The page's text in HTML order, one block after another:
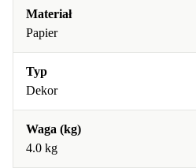
Materiał
Papier
Typ
Dekor
Waga (kg)
4.0 kg